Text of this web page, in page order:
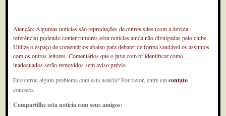
Atenção: Algumas notícias são reproduções de outros sites (com a devida
referência) podendo conter rumores e/ou notícias ainda não divulgadas pelo clube.
Utilize o espaço de comentários abaixo para debater de forma saudável os assuntos
com os outros leitores. Comentários que o juve.com.br identificar como
inadequados serão removidos sem aviso prévio.
Encontrou algum problema com esta notícia? Por favor, entre emcontato
conosco.
Compartilhe esta notícia com seus amigos: